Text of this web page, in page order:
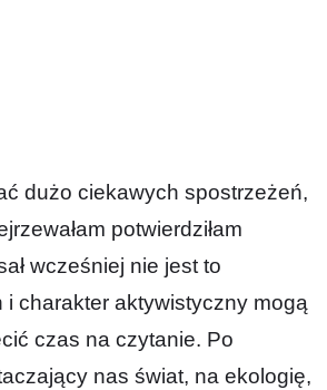
dużo ciekawych spostrzeżeń,
potwierdziłam
wcześniej nie jest to
charakter aktywistyczny mogą
czas na czytanie. Po
nas świat, na ekologię,